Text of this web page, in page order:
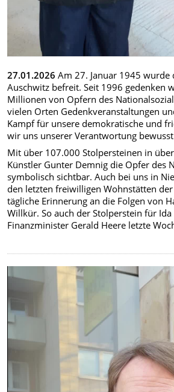
27.01.2026 Am 27. Januar 1945 wurde
Auschwitz befreit. Seit 1996 gedenken
Millionen von Opfern des
vielen Orten Gedenkveranstaltungen
Kampf für unsere demokratische und
wir uns unserer Verantwortung
Mit über 107.000 Stolpersteinen in
Künstler Gunter Demnig die Opfer des
symbolisch sichtbar. Auch bei uns in
den letzten freiwilligen Wohnstätten
tägliche Erinnerung an die Folgen von
Willkür. So auch der Stolperstein für
Finanzminister Gerald Heere letzte